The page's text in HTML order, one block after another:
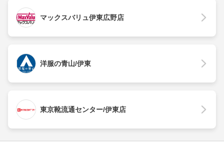
マックスバリュ伊東広野店
洋服の青山/伊東
東京靴流通センター/伊東店